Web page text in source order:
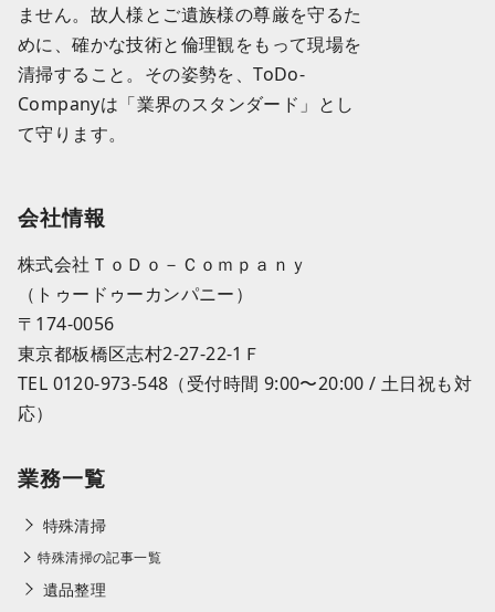
ません。故人様とご遺族様の尊厳を守るた
めに、確かな技術と倫理観をもって現場を
清掃すること。その姿勢を、ToDo-
Companyは「業界のスタンダード」とし
て守ります。
会社情報
株式会社ＴｏＤｏ－Ｃｏｍｐａｎｙ
（トゥードゥーカンパニー）
〒174-0056
東京都板橋区志村2-27-22-1Ｆ
TEL 0120-973-548（受付時間 9:00〜20:00 / 土日祝も対
応）
業務一覧
特殊清掃
特殊清掃の記事一覧
遺品整理